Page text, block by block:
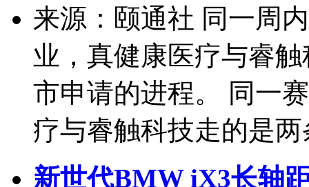
来源：颐通社 同一周
业，真健康医疗与睿
市申请的进程。 同一
疗与睿触科技走的是两
新世代BMW iX3长轴